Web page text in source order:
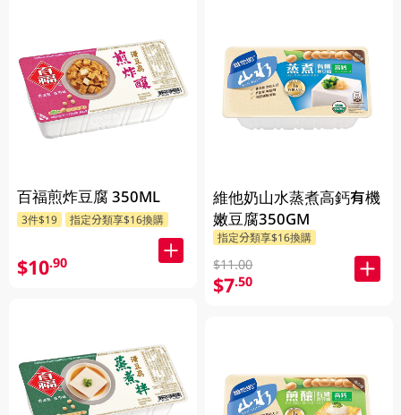
百福煎炸豆腐 350ML
3件$19 指定分類享$16換購
$10.90
維他奶山水蒸煮高鈣有機
嫩豆腐350GM
指定分類享$16換購
$11.00
$7.50